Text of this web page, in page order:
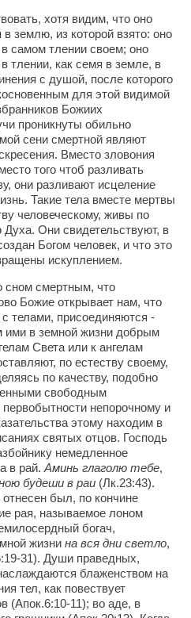
хотя видим, что оно
землю, из которой взято: оно
самом тлении своем; оно
тлении, как семя в земле, в
с душой, после которого
для этой видимой
Божиих
проникнуты обильно
сени смертной являют
Вместо зловония
того чтоб разливать
они разливают исцеление
Такие тела вместе мертвы
человеческому, живы по
Духа. Они свидетельствуют, в
Богом человек, и что это
искуплением.
сном смертным, что
Божие открывает нам, что
телами, присоединяются -
ими в земной жизни добрым
Света или к ангелам
по естеству своему,
по качеству, подобно
свободным
первобытности непорочному и
этому находим в
святых отцов. Господь
немедленное
в рай. Аминь глаголю тебе,
будеши в раи (Лк.23:43).
был, по кончине
рая, называемое лоном
богач,
жизни на вся дни светло,
31). Души праведных,
блаженством на
тел, как повествует
(Апок.6:10-11); во аде, в